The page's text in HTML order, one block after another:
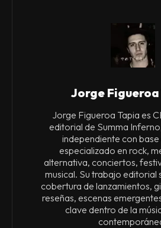
Jorge
Jorge Figueroa Tapia es
editorial de Summa
independiente con
especializado en rock,
alternativa, conciertos,
musical. Su trabajo editorial
cobertura de lanzamientos,
reseñas, escenas
clave dentro de la